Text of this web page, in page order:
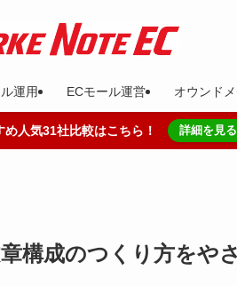
運用 ECモール運営 オウンド
人気31社比較はこちら！ 詳細を見る
構成のつくり方をや